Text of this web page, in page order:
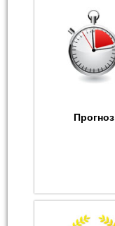
Прогноз